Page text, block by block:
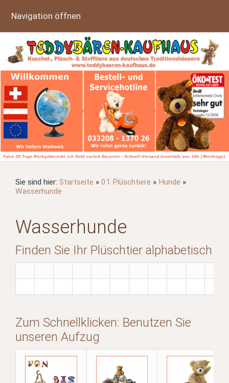
Navigation öffnen
Sie sind hier: Startseite » 01 Plüschtiere » Hunde »
Wasserhunde
Wasserhunde
Finden Sie Ihr Plüschtier alphabetisch
Zum Schnellklicken: Benutzen Sie
unseren Aufzug